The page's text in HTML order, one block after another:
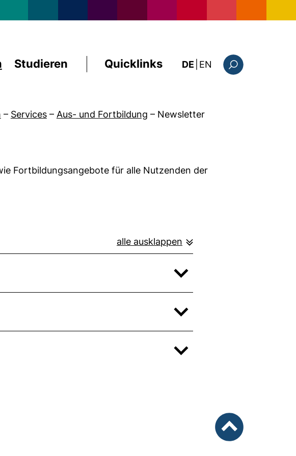
Studieren Quicklinks DE EN : this page in
– Services – Aus- und Fortbildung – Newsletter
Fortbildungsangebote für alle Nutzenden der
alle ausklappen